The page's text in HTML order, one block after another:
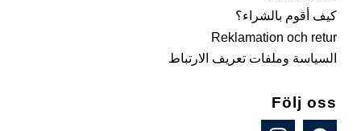
كيف أقوم بالشراء؟
Reklamation och retur
السياسة وملفات تعريف الارتباط
Följ oss